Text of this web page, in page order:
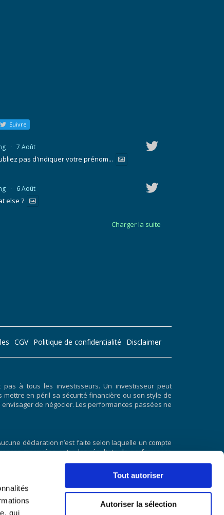
qui
Tout autoriser
Autoriser la sélection
Suivre
· 7 Août
pas d'indiquer votre prénom...
· 6 Août
else ?
Charger la suite
CGV Politique de confidentialité Disclaimer
à tous les investisseurs. Un investisseur peut
mettre en péril sa sécurité financière ou son style de
de négocier. Les performances passées ne
déclaration n’est faite selon laquelle un compte
marquées entre les résultats de performance
de performance hypothétiques est qu’ils sont
résultat de négociation hypothétique ne peut
ou à adhérer à un programme de négociation
de négociation réels. Il existe de nombreux autres
pris en compte dans la préparation de résultats de